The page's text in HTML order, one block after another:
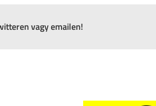
vagy emailen!